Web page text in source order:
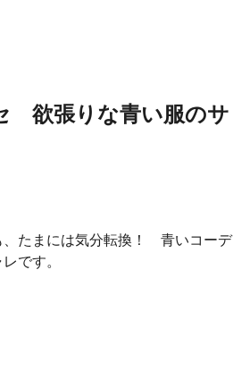
欲張りな青い服のサ
、たまには気分転換！ 青いコーデ
です。